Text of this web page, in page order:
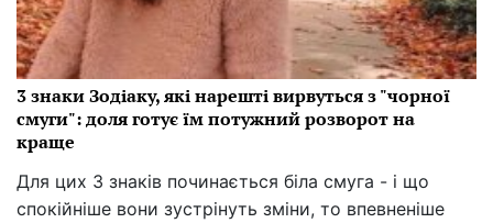
3 знаки Зодіаку, які нарешті вирвуться з "чорної
смуги": доля готує їм потужний розворот на
краще
Для цих 3 знаків починається біла смуга - і що
спокійніше вони зустрінуть зміни, то впевненіше